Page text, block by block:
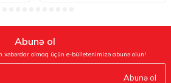
Abunə ol
xəbərdar olmaq üçün e-bülletenimizə abunə olun!
Abunə ol